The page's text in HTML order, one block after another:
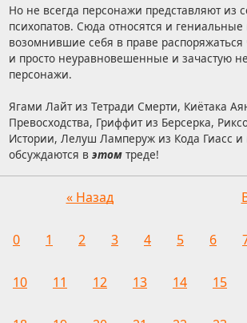
Но не всегда персонажи представляют из
психопатов. Сюда относятся и
возомнившие себя в праве
и просто неуравновешенные и зачастую
персонажи.
Ягами Лайт из Тетради Смерти, Киётака
Превосходства, Гриффит из Берсерка,
Истории, Лелуш Ламперуж из Кода Гиасс и
обсуждаются в этомтреде!
« Назад
0 1 2 3 4 5 6
10 11 12 13 14 15